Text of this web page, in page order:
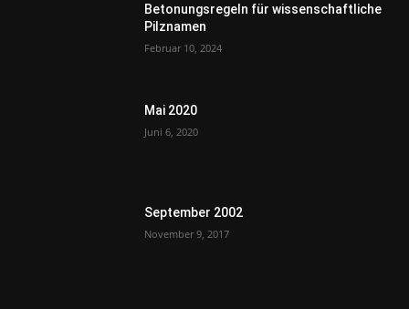
Betonungsregeln für wissenschaftliche
Pilznamen
Februar 10, 2024
Mai 2020
Juni 6, 2020
September 2002
November 9, 2017